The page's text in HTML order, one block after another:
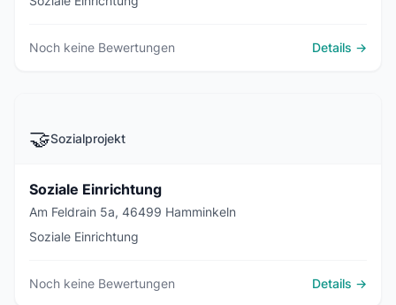
Noch keine Bewertungen Details →
🤝Sozialprojekt
Soziale Einrichtung
Am Feldrain 5a, 46499 Hamminkeln
Soziale Einrichtung
Noch keine Bewertungen Details →